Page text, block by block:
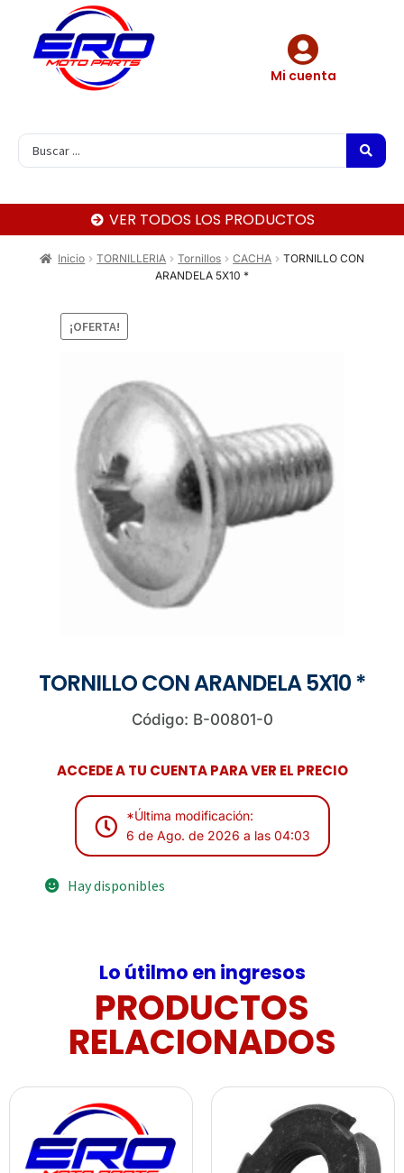
Mi cuenta
VER TODOS LOS PRODUCTOS
Inicio TORNILLERIA Tornillos CACHA
TORNILLO CON
ARANDELA 5X10 *
¡OFERTA!
TORNILLO CON ARANDELA 5X10 *
Código: B-00801-0
ACCEDE A TU CUENTA PARA VER EL PRECIO
*Última modificación:
6 de Ago. de 2026 a las 04:03
Hay disponibles
Lo útilmo en ingresos
PRODUCTOS
RELACIONADOS